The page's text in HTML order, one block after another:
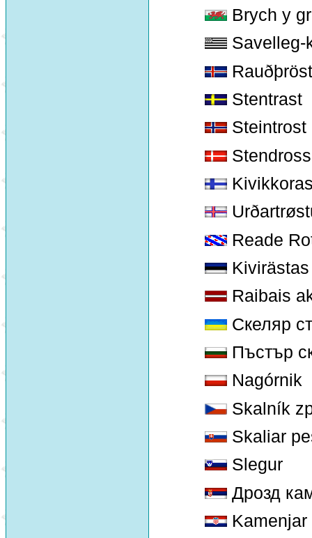
Brych y
Savelleg-
Stentrast
Steintrost
Reade
Kivirästas
Raibais
Скеляр
Пъстър
Nagórnik
Skalník
Skaliar
Slegur
Дрозд